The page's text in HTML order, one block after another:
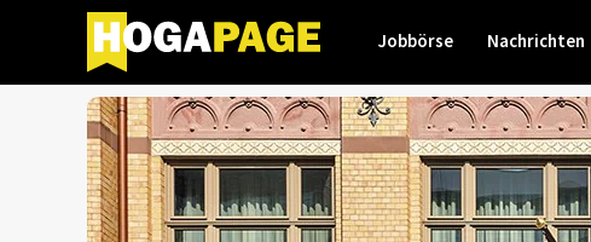
Jobbörse Nachrichten